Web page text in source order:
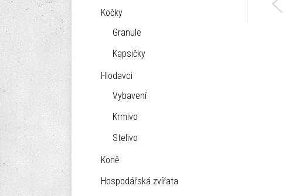
Kočky
Granule
Kapsičky
Hlodavci
Vybavení
Krmivo
Stelivo
Koně
Hospodářská zvířata